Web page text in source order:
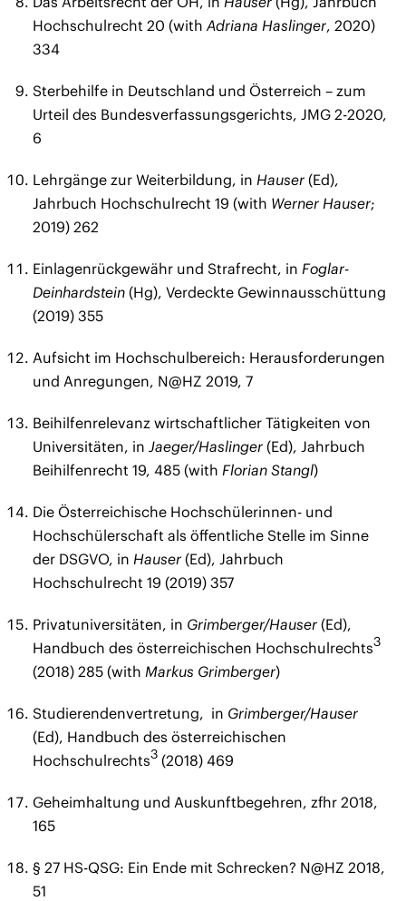
Hochschulrecht 20 (with Adriana Haslinger, 2020)
334
Sterbehilfe in Deutschland und Österreich – zum
Urteil des Bundesverfassungsgerichts, JMG 2-2020,
6
Lehrgänge zur Weiterbildung, in Hauser (Ed),
Jahrbuch Hochschulrecht 19 (with Werner Hauser;
2019) 262
Einlagenrückgewähr und Strafrecht, in Foglar-
Deinhardstein (Hg), Verdeckte Gewinnausschüttung
(2019) 355
Aufsicht im Hochschulbereich: Herausforderungen
und Anregungen, N@HZ 2019, 7
Beihilfenrelevanz wirtschaftlicher Tätigkeiten von
Universitäten, in Jaeger/Haslinger (Ed), Jahrbuch
Beihilfenrecht 19, 485 (with Florian Stangl)
Die Österreichische Hochschülerinnen- und
Hochschülerschaft als öffentliche Stelle im Sinne
der DSGVO, in Hauser (Ed), Jahrbuch
Hochschulrecht 19 (2019) 357
Privatuniversitäten, in Grimberger/Hauser (Ed),
Handbuch des österreichischen Hochschulrechts3
(2018) 285 (with Markus Grimberger)
Studierendenvertretung, in Grimberger/Hauser
(Ed), Handbuch des österreichischen
Hochschulrechts3 (2018) 469
Geheimhaltung und Auskunftbegehren, zfhr 2018,
165
§ 27 HS-QSG: Ein Ende mit Schrecken? N@HZ 2018,
51